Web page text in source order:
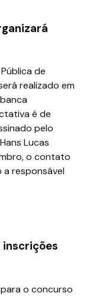
de
realizado em
é de
pelo
Lucas
o contato
responsável
inscrições
o concurso